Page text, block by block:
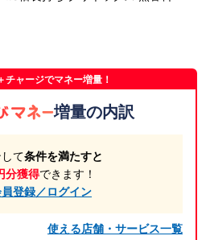
チャージでマネー増量！
増量の内訳
て条件を満たすと
分獲得できます！
登録／ログイン
使える店舗・サービス一覧